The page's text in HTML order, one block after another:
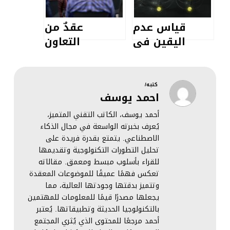
قياس عدم
اليقين في
نحو أنظمة أكثر
موثوقية
عقدٌ من
التعاون
وتحديات تقنيات
المركبات
المتطورة
كتبه/
احمد يوسف
أحمد يوسف، الكاتب التقني المتميز،
يُعرف بخبرته الواسعة في مجال الذكاء
الاصطناعي. يتمتع بقدرة فريدة على
تحليل التطورات التكنولوجية وتقديمها
للقراء بأسلوب مبسط ومعمق. مقالاته
تعكس فهمًا عميقًا للموضوعات المعقدة
وتتميز بدقتها وجودتها العالية، مما
يجعلها مصدرًا قيمًا للمعلومات للمهتمين
بالتكنولوجيا الحديثة وتطبيقاتها. يُعتبر
أحمد مرجعًا للمحتوى الذي يُثري المجتمع